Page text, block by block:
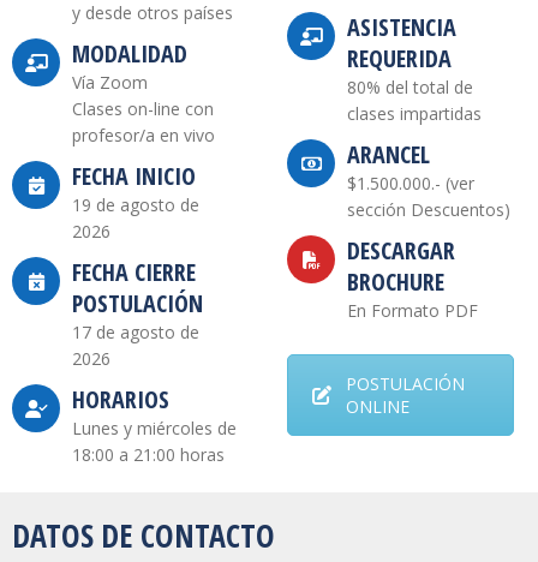
y desde otros países
MODALIDAD
Vía Zoom
Clases on-line con
profesor/a en vivo
FECHA INICIO
19 de agosto de
2026
FECHA CIERRE
POSTULACIÓN
17 de agosto de
2026
HORARIOS
Lunes y miércoles de
18:00 a 21:00 horas
ASISTENCIA
REQUERIDA
80% del total de
clases impartidas
ARANCEL
$1.500.000.- (ver
sección Descuentos)
DESCARGAR
BROCHURE
En Formato PDF
POSTULACIÓN
ONLINE
DATOS DE CONTACTO